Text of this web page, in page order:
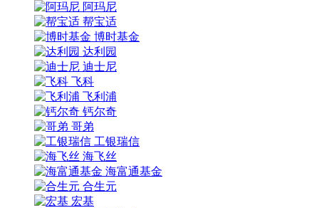
阿玛尼
帮宝适
博时基金
达利园
迪士尼
飞科
飞利浦
钙尔奇
哥弟
工银瑞信
海飞丝
海富通基金
合生元
宏基